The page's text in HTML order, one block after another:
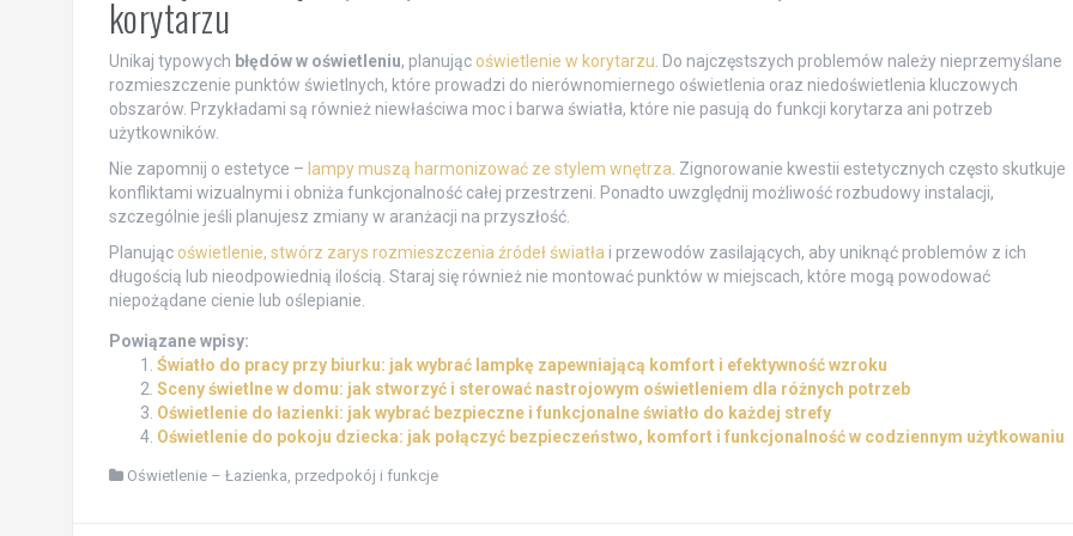
korytarzu
Unikaj typowych błędów w oświetleniu, planując oświetlenie w korytarzu . Do najczęstszych problemów należy nieprzemyślane
rozmieszczenie punktów świetlnych, które prowadzi do nierównomiernego oświetlenia oraz niedoświetlenia kluczowych
obszarów. Przykładami są również niewłaściwa moc i barwa światła, które nie pasują do funkcji korytarza ani potrzeb
użytkowników.
Nie zapomnij o estetyce – lampy muszą harmonizować ze stylem wnętrza . Zignorowanie kwestii estetycznych często skutkuje
konfliktami wizualnymi i obniża funkcjonalność całej przestrzeni. Ponadto uwzględnij możliwość rozbudowy instalacji,
szczególnie jeśli planujesz zmiany w aranżacji na przyszłość.
Planując oświetlenie, stwórz zarys rozmieszczenia źródeł światła i przewodów zasilających, aby uniknąć problemów z ich
długością lub nieodpowiednią ilością. Staraj się również nie montować punktów w miejscach, które mogą powodować
niepożądane cienie lub oślepianie.
Powiązane wpisy:
Światło do pracy przy biurku: jak wybrać lampkę zapewniającą komfort i efektywność wzroku
Sceny świetlne w domu: jak stworzyć i sterować nastrojowym oświetleniem dla różnych potrzeb
Oświetlenie do łazienki: jak wybrać bezpieczne i funkcjonalne światło do każdej strefy
Oświetlenie do pokoju dziecka: jak połączyć bezpieczeństwo, komfort i funkcjonalność w codziennym użytkowaniu
Oświetlenie – Łazienka, przedpokój i funkcje